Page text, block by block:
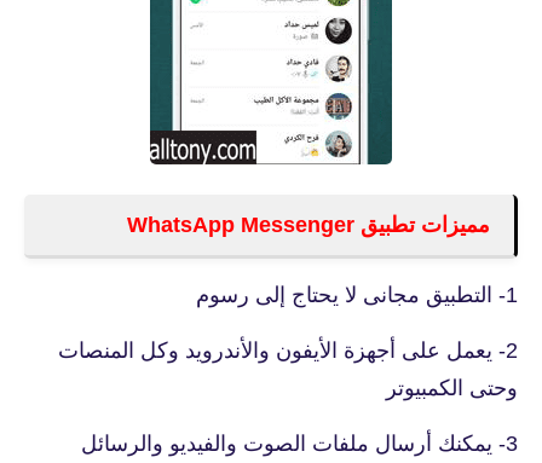
مميزات تطبيق WhatsApp Messenger
1- التطبيق مجانى لا يحتاج إلى رسوم
2- يعمل على أجهزة الأيفون والأندرويد وكل المنصات
وحتى الكمبيوتر
3- يمكنك أرسال ملفات الصوت والفيديو والرسائل